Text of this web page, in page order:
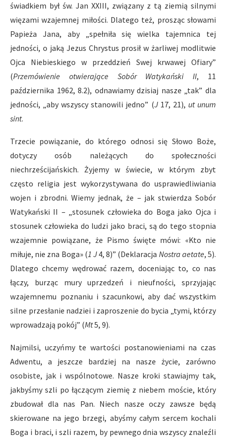
świadkiem był św. Jan XXIII, związany z tą ziemią silnymi
więzami wzajemnej miłości. Dlatego też, prosząc słowami
Papieża Jana, aby „spełniła się wielka tajemnica tej
jedności, o jaką Jezus Chrystus prosił w żarliwej modlitwie
Ojca Niebieskiego w przeddzień Swej krwawej Ofiary”
(Przemówienie otwierające Sobór Watykański II, 11
października 1962, 8.2), odnawiamy dzisiaj nasze „tak” dla
jedności, „aby wszyscy stanowili jedno” (J17, 21), ut unum
sint.
Trzecie powiązanie, do którego odnosi się Słowo Boże,
dotyczy osób należących do społeczności
niechrześcijańskich. Żyjemy w świecie, w którym zbyt
często religia jest wykorzystywana do usprawiedliwiania
wojen i zbrodni. Wiemy jednak, że – jak stwierdza Sobór
Watykański II – „stosunek człowieka do Boga jako Ojca i
stosunek człowieka do ludzi jako braci, są do tego stopnia
wzajemnie powiązane, że Pismo święte mówi: «Kto nie
miłuje, nie zna Boga» (1 J4, 8)” (Deklaracja Nostra aetate, 5).
Dlatego chcemy wędrować razem, doceniając to, co nas
łączy, burząc mury uprzedzeń i nieufności, sprzyjając
wzajemnemu poznaniu i szacunkowi, aby dać wszystkim
silne przesłanie nadziei i zaproszenie do bycia „tymi, którzy
wprowadzają pokój” (Mt5, 9).
Najmilsi, uczyńmy te wartości postanowieniami na czas
Adwentu, a jeszcze bardziej na nasze życie, zarówno
osobiste, jak i wspólnotowe. Nasze kroki stawiajmy tak,
jakbyśmy szli po łączącym ziemię z niebem moście, który
zbudował dla nas Pan. Niech nasze oczy zawsze będą
skierowane na jego brzegi, abyśmy całym sercem kochali
Boga i braci, i szli razem, by pewnego dnia wszyscy znaleźli